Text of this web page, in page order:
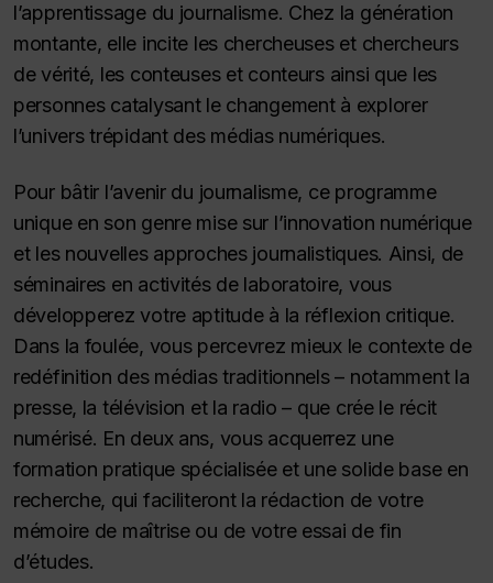
l’apprentissage du journalisme. Chez la génération
montante, elle incite les chercheuses et chercheurs
de vérité, les conteuses et conteurs ainsi que les
personnes catalysant le changement à explorer
l’univers trépidant des médias numériques.
Pour bâtir l’avenir du journalisme, ce programme
unique en son genre mise sur l’innovation numérique
et les nouvelles approches journalistiques. Ainsi, de
séminaires en activités de laboratoire, vous
développerez votre aptitude à la réflexion critique.
Dans la foulée, vous percevrez mieux le contexte de
redéfinition des médias traditionnels – notamment la
presse, la télévision et la radio – que crée le récit
numérisé. En deux ans, vous acquerrez une
formation pratique spécialisée et une solide base en
recherche, qui faciliteront la rédaction de votre
mémoire de maîtrise ou de votre essai de fin
d’études.